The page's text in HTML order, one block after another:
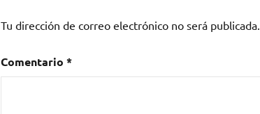
Tu dirección de correo electrónico no será publicada.
Comentario *